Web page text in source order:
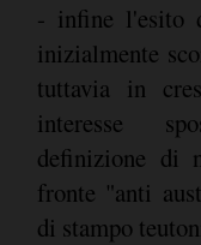
- infine l'esito
inizialmente
tuttavia in
interesse
definizione di
fronte "anti
di stampo